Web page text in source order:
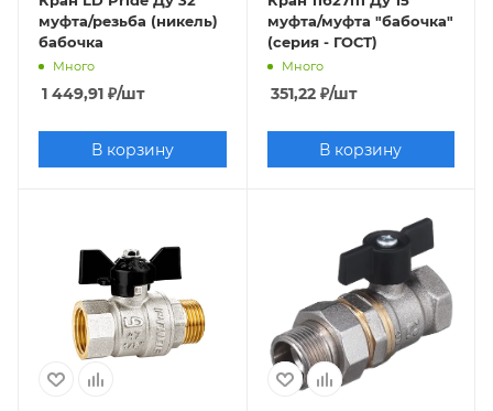
муфта/резьба (никель)
бабочка
Много
1 449,91 ₽/шт
В корзину
муфта/муфта "бабочка"
(серия - ГОСТ)
Много
351,22₽/шт
В корзину